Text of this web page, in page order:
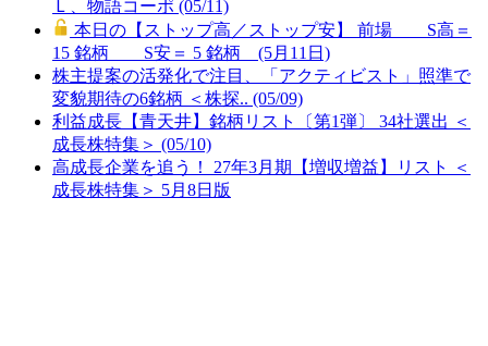
Ｌ、物語コーポ (05/11)
本日の【ストップ高／ストップ安】 前場 S高＝
15 銘柄 S安＝ 5 銘柄 (5月11日)
株主提案の活発化で注目、「アクティビスト」照準で
変貌期待の6銘柄 ＜株探.. (05/09)
利益成長【青天井】銘柄リスト〔第1弾〕 34社選出 ＜
成長株特集＞ (05/10)
高成長企業を追う！ 27年3月期【増収増益】リスト ＜
成長株特集＞ 5月8日版